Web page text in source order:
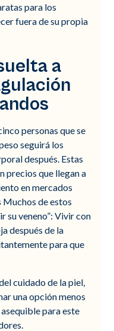
para los
fuera de su propia
a
personas que se
seguirá los
después. Estas
precios que llegan a
en mercados
de estos
su veneno”: Vivir con
después de la
para que
cuidado de la piel,
una opción menos
para este